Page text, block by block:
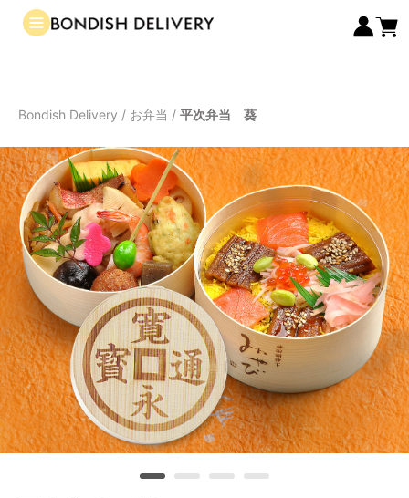
Bondish Delivery / お弁当 / 平次弁当 葵